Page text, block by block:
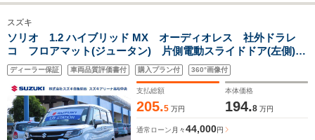
スズキ
ソリオ 1.2 ハイブリッド MX オーディオレス 社外ドラレ
コ フロアマット(ジュータン) 片側電動スライドドア(左側)
シートヒーター(運転席・助手席) パーキングセンサー USB
充電ソケット パーソナルテーブル LEDランプ
ディーラー保証 車両品質評価書付 購入プラン付 360°画像付
支払総額
205.5 万円
本体価格
194.8 万円
通常ローン 月々44,000円